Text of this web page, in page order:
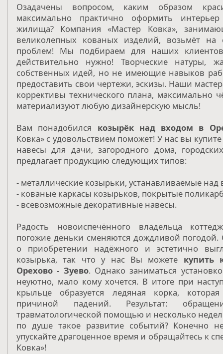
Озадачены вопросом, каким образом
максимально практично оформить
жилища? Компания «Мастер Ковка»,
великолепных кованых изделий, возьмёт
проблем! Мы подбираем для наших
действительно нужно! Творческие натуры,
собственных идей, но не имеющие навыков
предоставить свои чертежи, эскизы. Наши
коррективы технического плана, максимально
материализуют любую дизайнерскую мысль!
Вам понадобился козырёк над входом в
Ковка» с удовольствием поможет! У нас вы
навесы для дачи, загородного дома,
предлагает продукцию следующих типов:
- металлические козырьки, устанавливаемые над
- кованые каркасы козырьков, покрытые
- всевозможные декоративные навесы.
Радость новоиспечённого владельца
погожие деньки сменяются дождливой погодой.
о приобретении надёжного и эстетично
козырька, так что у нас Вы можете купить
Орехово - Зуево. Однако заниматься
неуютно, мало кому хочется. В итоге при
крыльце образуется ледяная корка,
причиной падений. Результат:
травматологической помощью и несколько
по душе такое развитие событий? Конечно
упускайте драгоценное время и обращайтесь к
Ковка»!